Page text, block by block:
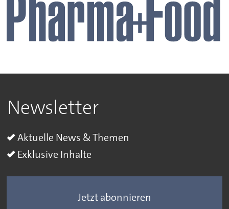
Newsletter
Aktuelle News & Themen
Exklusive Inhalte
Jetzt abonnieren